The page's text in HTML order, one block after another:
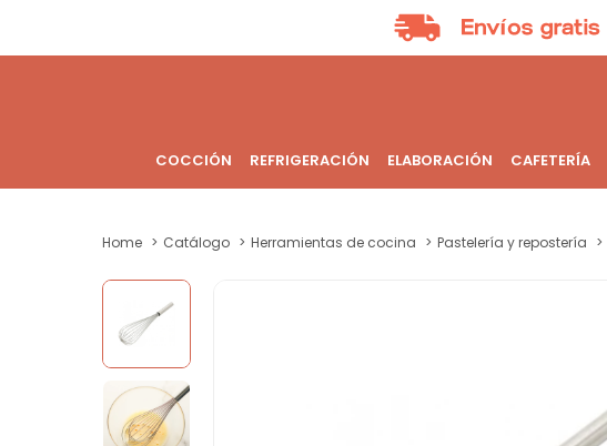
COCCIÓN REFRIGERACIÓN ELABORACIÓN CAFETERÍA
Home Catálogo Herramientas de cocina Pastelería y repostería